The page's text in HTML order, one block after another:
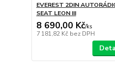
EVEREST 2DIN
SEAT LEON III
8 690,00 Kč/ks
7 181,82 Kč bez DPH